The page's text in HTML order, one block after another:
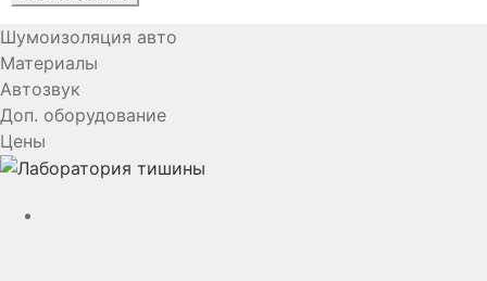
Шумоизоляция авто
Материалы
Автозвук
Доп. оборудование
Цены